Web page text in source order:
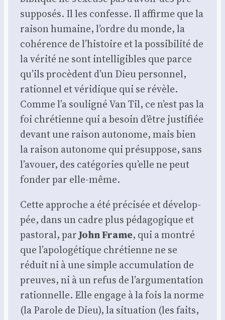
sup­po­sés. Il les confesse. Il affirme que la
rai­son humaine, l’ordre du monde, la
cohé­rence de l’histoire et la pos­si­bi­li­té de
la véri­té ne sont intel­li­gibles que parce
qu’ils pro­cèdent d’un Dieu per­son­nel,
ration­nel et véri­dique qui se révèle.
Comme l’a sou­li­gné Van Til, ce n’est pas la
foi chré­tienne qui a besoin d’être jus­ti­fiée
devant une rai­son auto­nome, mais bien
la rai­son auto­nome qui pré­sup­pose, sans
l’avouer, des caté­go­ries qu’elle ne peut
fon­der par elle-même.
Cette approche a été pré­ci­sée et déve­lop­
pée, dans un cadre plus péda­go­gique et
pas­to­ral, parJohn Frame, qui a mon­tré
que l’apologétique chré­tienne ne se
réduit ni à une simple accu­mu­la­tion de
preuves, ni à un refus de l’argumentation
ration­nelle. Elle engage à la fois la norme
(la Parole de Dieu), la situa­tion (les faits,